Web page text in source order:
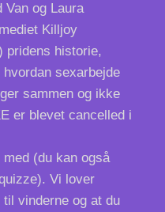
Van og Laura
Killjoy
pridens historie,
sexarbejde
sammen og ikke
er blevet cancelled i
(du kan også
Vi lover
vinderne og at du